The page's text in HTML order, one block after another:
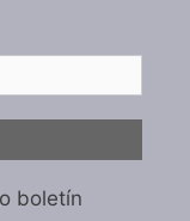
boletín